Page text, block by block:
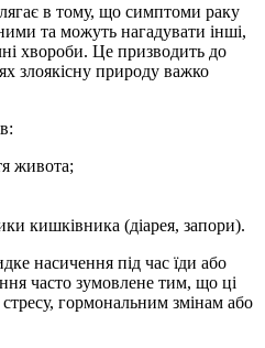
в тому, що симптоми раку
та можуть нагадувати інші,
хвороби. Це призводить до
злоякісну природу важко
живота;
кишківника (діарея, запори).
насичення під час їди або
часто зумовлене тим, що ці
гормональним змінам або